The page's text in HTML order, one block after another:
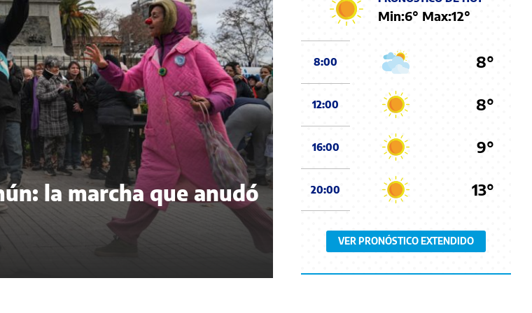
la marcha que anudó
Min:6° Max:12°
8:00 8°
12:00 8°
16:00 9°
20:00 13°
VER PRONÓSTICO EXTENDIDO